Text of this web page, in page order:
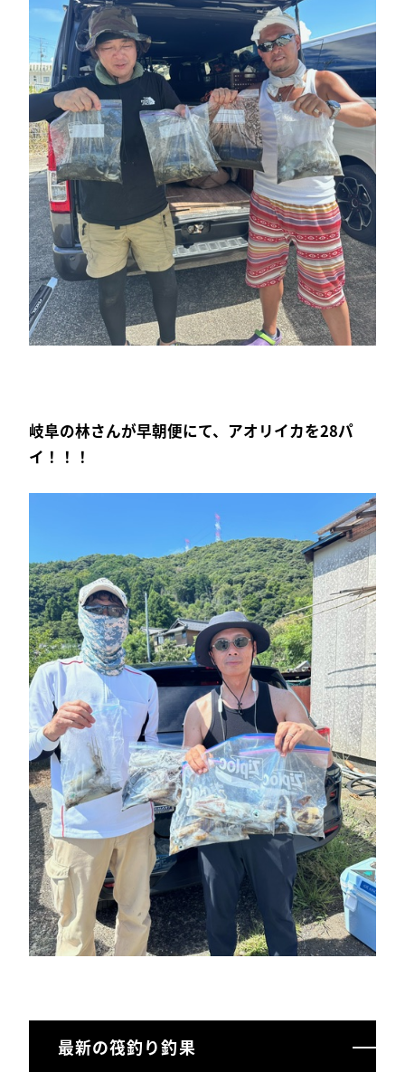
岐阜の林さんが早朝便にて、アオリイカを28パ
イ！！！
最新の筏釣り釣果